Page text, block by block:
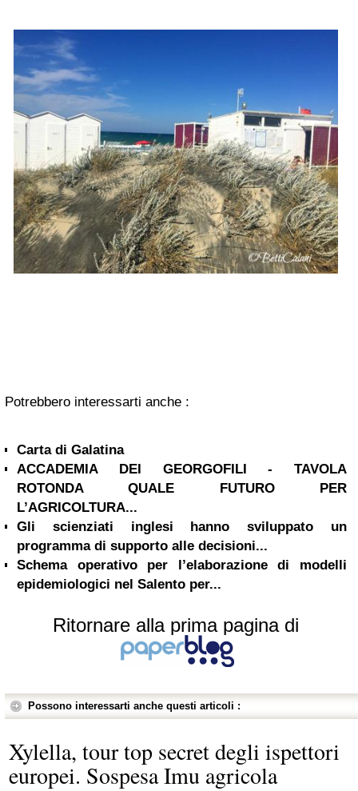
Potrebbero interessarti anche :
Carta di Galatina
ACCADEMIA DEI GEORGOFILI - TAVOLA
ROTONDA QUALE FUTURO PER
L’AGRICOLTURA...
Gli scienziati inglesi hanno sviluppato un
programma di supporto alle decisioni...
Schema operativo per l’elaborazione di modelli
epidemiologici nel Salento per...
Ritornare alla prima pagina di
Possono interessarti anche questi articoli :
Xylella, tour top secret degli ispettori
europei. Sospesa Imu agricola